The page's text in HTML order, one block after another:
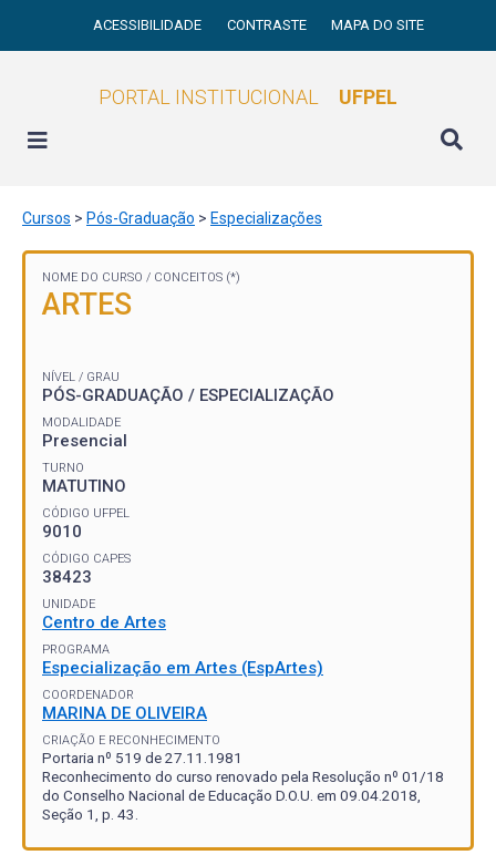
ACESSIBILIDADE CONTRASTE MAPA DO SITE
PORTAL INSTITUCIONAL UFPEL
Cursos > Pós-Graduação > Especializações
NOME DO CURSO / CONCEITOS (*)
ARTES
NÍVEL / GRAU
PÓS-GRADUAÇÃO / ESPECIALIZAÇÃO
MODALIDADE
Presencial
TURNO
MATUTINO
CÓDIGO UFPEL
9010
CÓDIGO CAPES
38423
UNIDADE
Centro de Artes
PROGRAMA
Especialização em Artes (EspArtes)
COORDENADOR
MARINA DE OLIVEIRA
CRIAÇÃO E RECONHECIMENTO
Portaria nº 519 de 27.11.1981
Reconhecimento do curso renovado pela Resolução nº 01/18
do Conselho Nacional de Educação D.O.U. em 09.04.2018,
Seção 1, p. 43.